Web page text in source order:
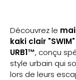
Découvrez le
kaki clair "SWIM"
URB1™, conçu
style urbain qui
lors de leurs